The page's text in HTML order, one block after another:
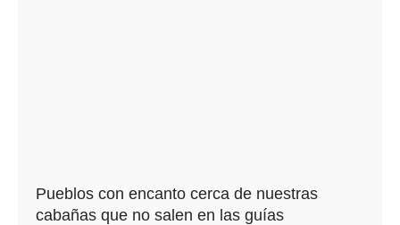
Pueblos con encanto cerca de nuestras
cabañas que no salen en las guías